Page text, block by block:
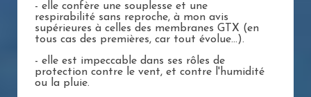
- elle confère une souplesse et une
respirabilité sans reproche, à mon avis
supérieures à celles des membranes GTX (en
tous cas des premières, car tout évolue...).
- elle est impeccable dans ses rôles de
protection contre le vent, et contre l'humidité
ou la pluie.